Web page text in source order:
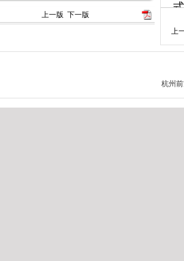
上一版 下一版
上